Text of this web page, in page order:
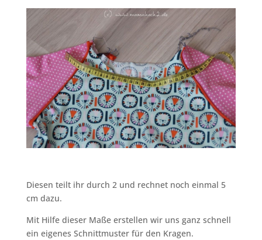
Diesen teilt ihr durch 2 und rechnet noch einmal 5
cm dazu.
Mit Hilfe dieser Maße erstellen wir uns ganz schnell
ein eigenes Schnittmuster für den Kragen.